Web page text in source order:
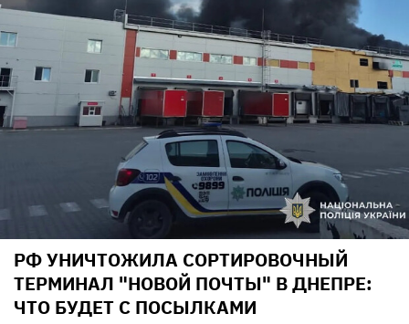
РФ УНИЧТОЖИЛА СОРТИРОВОЧНЫЙ
ТЕРМИНАЛ "НОВОЙ ПОЧТЫ" В ДНЕПРЕ:
ЧТО БУДЕТ С ПОСЫЛКАМИ